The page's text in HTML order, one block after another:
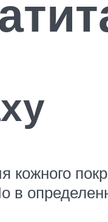
кожного
в